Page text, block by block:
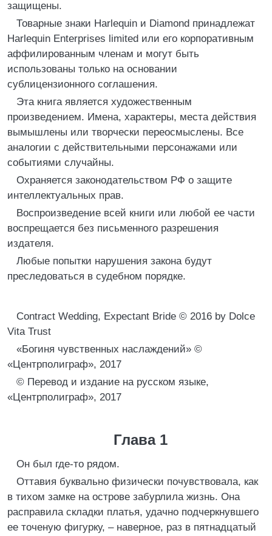
защищены.
Товарные знаки Harlequin и Diamond принадлежат
Harlequin Enterprises limited или его корпоративным
аффилированным членам и могут быть
использованы только на основании
сублицензионного соглашения.
Эта книга является художественным
произведением. Имена, характеры, места действия
вымышлены или творчески переосмыслены. Все
аналогии с действительными персонажами или
событиями случайны.
Охраняется законодательством РФ о защите
интеллектуальных прав.
Воспроизведение всей книги или любой ее части
воспрещается без письменного разрешения
издателя.
Любые попытки нарушения закона будут
преследоваться в судебном порядке.
Contract Wedding, Expectant Bride © 2016 by Dolce
Vita Trust
«Богиня чувственных наслаждений» ©
«Центрполиграф», 2017
© Перевод и издание на русском языке,
«Центрполиграф», 2017
Глава 1
Он был где-то рядом.
Оттавия буквально физически почувствовала, как
в тихом замке на острове забурлила жизнь. Она
расправила складки платья, удачно подчеркнувшего
ее точеную фигурку, – наверное, раз в пятнадцатый